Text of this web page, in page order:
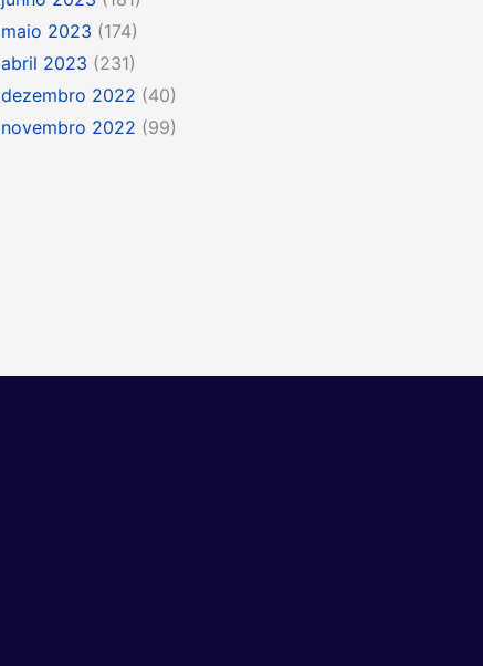
maio 2023 (174)
abril 2023 (231)
dezembro 2022 (40)
novembro 2022 (99)